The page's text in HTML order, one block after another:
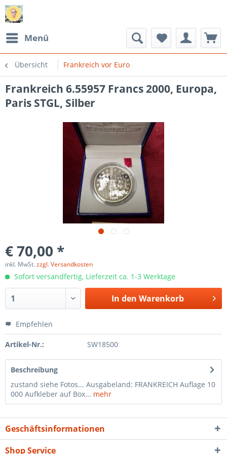
Menü
Übersicht Frankreich vor Euro
Frankreich 6.55957 Francs 2000, Europa,
Paris STGL, Silber
€ 70,00 *
inkl. MwSt.zzgl. Versandkosten
Sofort versandfertig, Lieferzeit ca. 1-3 Werktage
In den Warenkorb
Empfehlen
Artikel-Nr.: SW18500
Beschreibung
zustand siehe Fotos... Ausgabeland: FRANKREICH Auflage 10
000 Aufkleber auf Box... mehr
Geschäftsinformationen
Shop Service